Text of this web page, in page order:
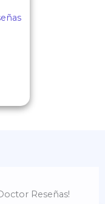
Reseñas!